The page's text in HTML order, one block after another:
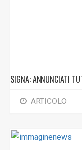
SIGNA: ANNUNCIATI
ARTICOLO